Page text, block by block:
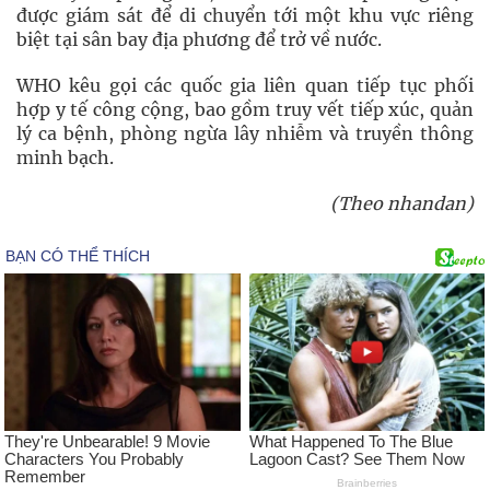
được giám sát để di chuyển tới một khu vực riêng
biệt tại sân bay địa phương để trở về nước.
WHO kêu gọi các quốc gia liên quan tiếp tục phối
hợp y tế công cộng, bao gồm truy vết tiếp xúc, quản
lý ca bệnh, phòng ngừa lây nhiễm và truyền thông
minh bạch.
(Theo nhandan)